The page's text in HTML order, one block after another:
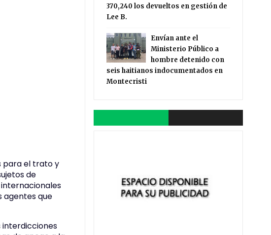
para el trato y
de
agentes que
interdicciones
370,240 los devueltos en gestión de
Lee B.
Envían ante el
Ministerio Público a
hombre detenido con
seis haitianos indocumentados en
Montecristi